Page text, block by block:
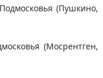
(Пушкино,
(Мосрентген,